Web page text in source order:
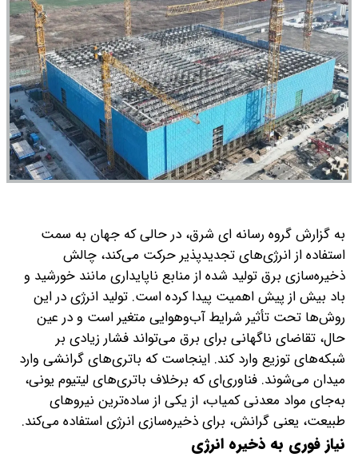
به گزارش گروه رسانه ای شرق، در حالی که جهان به سمت
استفاده از انرژی‌های تجدیدپذیر حرکت می‌کند، چالش
ذخیره‌سازی برق تولید شده از منابع ناپایداری مانند خورشید و
باد بیش از پیش اهمیت پیدا کرده است. تولید انرژی در این
روش‌ها تحت تأثیر شرایط آب‌وهوایی متغیر است و در عین
حال، تقاضای ناگهانی برای برق می‌تواند فشار زیادی بر
شبکه‌های توزیع وارد کند. اینجاست که باتری‌های گرانشی وارد
میدان می‌شوند. فناوری‌ای که برخلاف باتری‌های لیتیوم یونی،
به‌جای مواد معدنی کمیاب، از یکی از ساده‌ترین نیروهای
طبیعت، یعنی گرانش، برای ذخیره‌سازی انرژی استفاده می‌کند.
نیاز فوری به ذخیره انرژی